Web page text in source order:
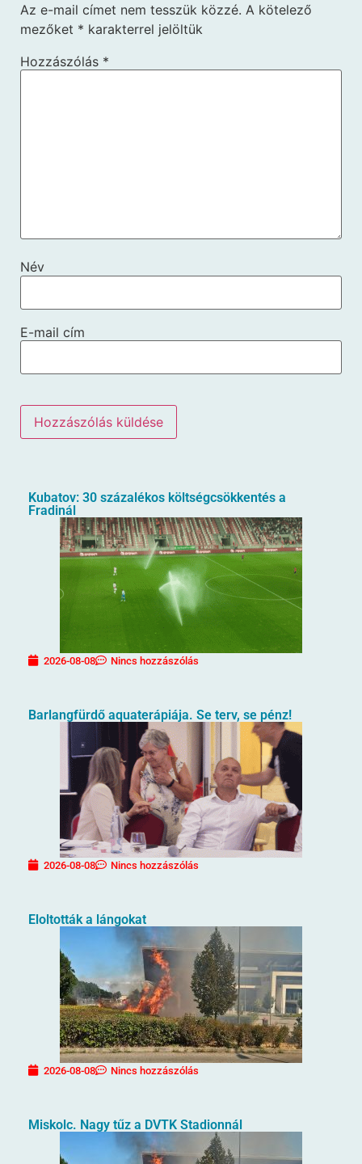
Az e-mail címet nem tesszük közzé. A kötelező
mezőket * karakterrel jelöltük
Hozzászólás *
Név
E-mail cím
Kubatov: 30 százalékos költségcsökkentés a
Fradinál
2026-08-08 Nincs hozzászólás
Barlangfürdő aquaterápiája. Se terv, se pénz!
2026-08-08 Nincs hozzászólás
Eloltották a lángokat
2026-08-08 Nincs hozzászólás
Miskolc. Nagy tűz a DVTK Stadionnál